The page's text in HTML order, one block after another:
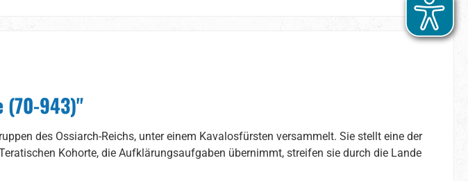
(70-943)"
des Ossiarch-Reichs, unter einem Kavalosfürsten versammelt. Sie stellt eine der
Kohorte, die Aufklärungsaufgaben übernimmt, streifen sie durch die Lande